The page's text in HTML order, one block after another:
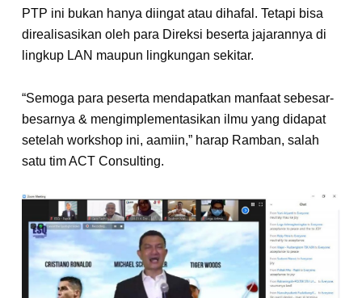
PTP ini bukan hanya diingat atau dihafal. Tetapi bisa
direalisasikan oleh para Direksi beserta jajarannya di
lingkup LAN maupun lingkungan sekitar.
“Semoga para peserta mendapatkan manfaat sebesar-
besarnya & mengimplementasikan ilmu yang didapat
setelah workshop ini, aamiin,” harap Ramban, salah
satu tim ACT Consulting.